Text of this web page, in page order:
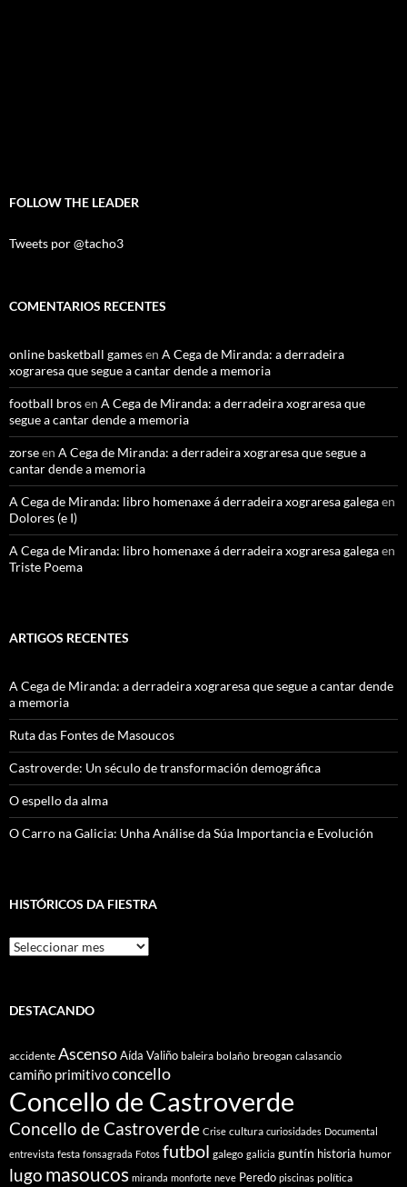
FOLLOW THE LEADER
Tweets por @tacho3
COMENTARIOS RECENTES
online basketball gamesen A Cega de Miranda: a derradeira
xograresa que segue a cantar dende a memoria
football brosen A Cega de Miranda: a derradeira xograresa que
segue a cantar dende a memoria
zorseen A Cega de Miranda: a derradeira xograresa que segue a
cantar dende a memoria
A Cega de Miranda: libro homenaxe á derradeira xograresa galegaen
Dolores (e I)
A Cega de Miranda: libro homenaxe á derradeira xograresa galegaen
Triste Poema
ARTIGOS RECENTES
A Cega de Miranda: a derradeira xograresa que segue a cantar dende
a memoria
Ruta das Fontes de Masoucos
Castroverde: Un século de transformación demográfica
O espello da alma
O Carro na Galicia: Unha Análise da Súa Importancia e Evolución
HISTÓRICOS DA FIESTRA
Históricos
Da
DESTACANDO
accidente AscensoAída Valiño baleira bolaño breogan calasancio
camiño primitivoconcello
Concello de Castroverde
Concello de Castroverde Crise cultura curiosidades Documental
entrevista festa fonsagrada Fotos futbol galego galicia guntín historia humor
lugo masoucos miranda monforte neve Peredo piscinas política